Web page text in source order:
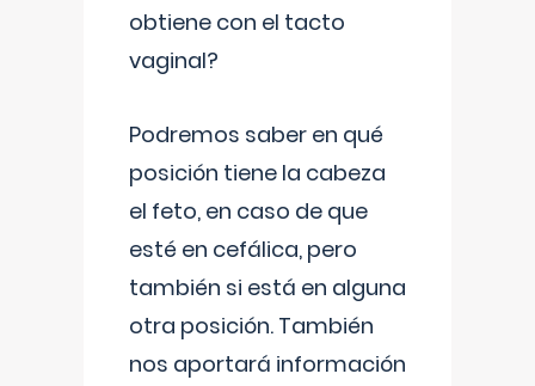
obtiene con el tacto
vaginal?
Podremos saber en qué
posición tiene la cabeza
el feto, en caso de que
esté en cefálica, pero
también si está en alguna
otra posición. También
nos aportará información